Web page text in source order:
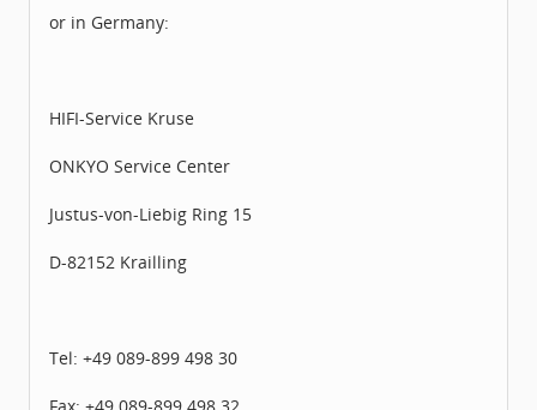
or in Germany:
HIFI-Service Kruse
ONKYO Service Center
Justus-von-Liebig Ring 15
D-82152 Krailling
Tel: +49 089-899 498 30